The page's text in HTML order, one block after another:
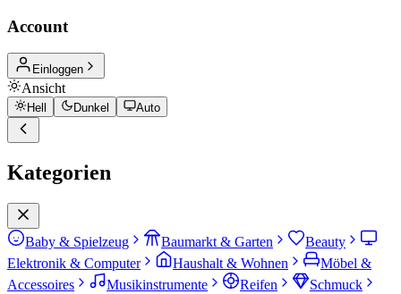
Account
Einloggen
Ansicht
Hell Dunkel Auto
Kategorien
Baby & Spielzeug Baumarkt & Garten
Beauty
Elektronik & Computer
Haushalt & Wohnen
Möbel &
Accessoires
Musikinstrumente Reifen
Schmuck